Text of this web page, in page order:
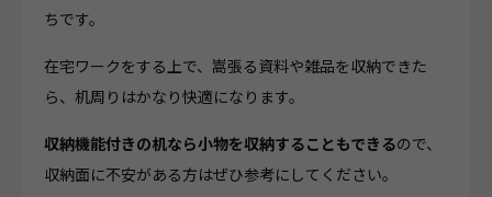
ちです。
在宅ワークをする上で、嵩張る資料や雑品を収納できた
ら、机周りはかなり快適になります。
収納機能付きの机なら小物を収納することもできるので、
収納面に不安がある方はぜひ参考にしてください。